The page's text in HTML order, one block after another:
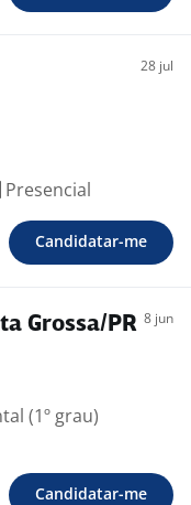
28 jul
Presencial
Candidatar-me
Grossa/PR 8 jun
(1º grau)
Candidatar-me